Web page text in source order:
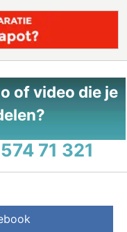
of video die je
71 321